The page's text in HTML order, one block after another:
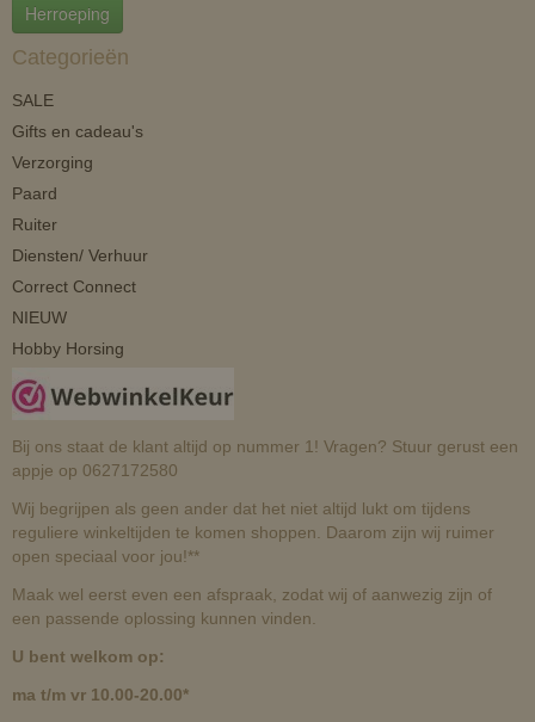
Herroeping
Categorieën
SALE
Gifts en cadeau's
Verzorging
Paard
Ruiter
Diensten/ Verhuur
Correct Connect
NIEUW
Hobby Horsing
Bij ons staat de klant altijd op nummer 1! Vragen? Stuur gerust een
appje op 0627172580
Wij begrijpen als geen ander dat het niet altijd lukt om tijdens
reguliere winkeltijden te komen shoppen. Daarom zijn wij ruimer
open speciaal voor jou!**
Maak wel eerst even een afspraak, zodat wij of aanwezig zijn of
een passende oplossing kunnen vinden.
U bent welkom op:
ma t/m vr 10.00-20.00*